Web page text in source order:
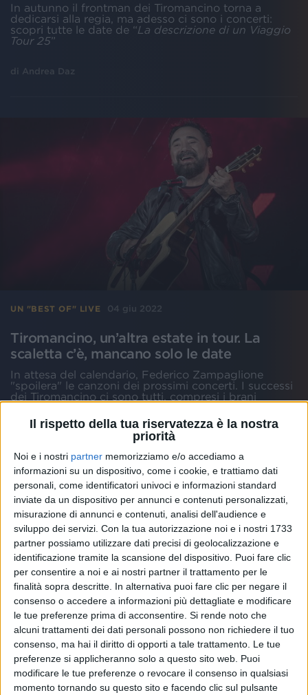
Il rispetto della tua riservatezza è la nostra
priorità
Noi e i nostri partner memorizziamo e/o accediamo a
informazioni su un dispositivo, come i cookie, e trattiamo dati
personali, come identificatori univoci e informazioni standard
inviate da un dispositivo per annunci e contenuti personalizzati,
misurazione di annunci e contenuti, analisi dell'audience e
sviluppo dei servizi. Con la tua autorizzazione noi e i nostri 1733
partner possiamo utilizzare dati precisi di geolocalizzazione e
identificazione tramite la scansione del dispositivo. Puoi fare clic
per consentire a noi e ai nostri partner il trattamento per le
finalità sopra descritte. In alternativa puoi fare clic per negare il
consenso o accedere a informazioni più dettagliate e modificare
le tue preferenze prima di acconsentire. Si rende noto che
alcuni trattamenti dei dati personali possono non richiedere il tuo
consenso, ma hai il diritto di opporti a tale trattamento. Le tue
preferenze si applicheranno solo a questo sito web. Puoi
modificare le tue preferenze o revocare il consenso in qualsiasi
momento tornando su questo sito e facendo clic sul pulsante
In autunno il frontman dei Tiromancino torna a
dedicarsi alla regia, ma adesso ci sono i concerti:
scopri tutte le date de “La descrizione di un Viaggio
Tour 25”
di Andrea Daz
UN "BEST OF" LIVE 04 giu 2022
Tiromancino, un’altra estate in tour. La
scaletta c’è, mancano solo le date
In attesa del calendario, Federico Zampaglione
"spoilera" le canzoni dei prossimi concerti. I successi
dei Tiromancino ci sono tutti, compresi i brani
moglie Giglia Marra
NEWS 09 apr 2020